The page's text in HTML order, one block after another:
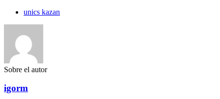
unics kazan
Sobre el autor
igorm